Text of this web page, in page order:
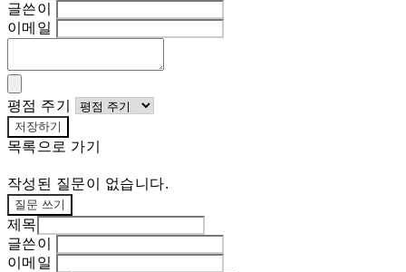
글쓴이
이메일
평점 주기
저장하기
목록으로 가기
작성된 질문이 없습니다.
질문 쓰기
제목
글쓴이
이메일